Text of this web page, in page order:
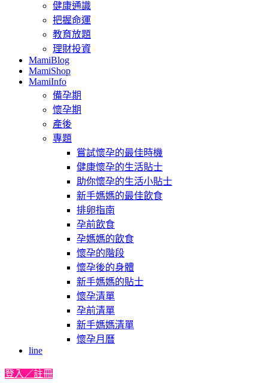
健康通識
把握命運
教育放題
理財投資
MamiBlog
MamiShop
MamiInfo
備孕期
懷孕期
產後
專題
嘗試懷孕的最佳時機
健康懷孕的生活貼士
助你懷孕的生活小貼士
新手媽媽的最佳飲食
排卵指南
孕前飲食
孕媽媽的飲食
懷孕的階段
懷孕後的身體
新手媽媽的貼士
懷孕清單
孕前清單
新手媽媽清單
懷孕月曆
line
登入／註冊